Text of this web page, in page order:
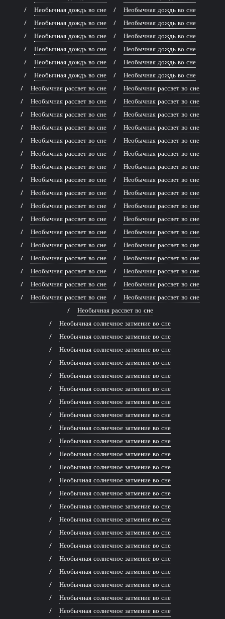
Необычная дождь во сне
Необычная дождь во сне
Необычная дождь во сне
Необычная дождь во сне
Необычная дождь во сне
Необычная дождь во сне
Необычная дождь во сне
Необычная дождь во сне
Необычная дождь во сне
Необычная дождь во сне
Необычная дождь во сне
Необычная дождь во сне
Необычная рассвет во сне
Необычная рассвет во сне
Необычная рассвет во сне
Необычная рассвет во сне
Необычная рассвет во сне
Необычная рассвет во сне
Необычная рассвет во сне
Необычная рассвет во сне
Необычная рассвет во сне
Необычная рассвет во сне
Необычная рассвет во сне
Необычная рассвет во сне
Необычная рассвет во сне
Необычная рассвет во сне
Необычная рассвет во сне
Необычная рассвет во сне
Необычная рассвет во сне
Необычная рассвет во сне
Необычная рассвет во сне
Необычная рассвет во сне
Необычная рассвет во сне
Необычная рассвет во сне
Необычная рассвет во сне
Необычная рассвет во сне
Необычная рассвет во сне
Необычная рассвет во сне
Необычная рассвет во сне
Необычная рассвет во сне
Необычная рассвет во сне
Необычная рассвет во сне
Необычная рассвет во сне
Необычная рассвет во сне
Необычная рассвет во сне
Необычная рассвет во сне
Необычная рассвет во сне
Необычная солнечное затмение во сне
Необычная солнечное затмение во сне
Необычная солнечное затмение во сне
Необычная солнечное затмение во сне
Необычная солнечное затмение во сне
Необычная солнечное затмение во сне
Необычная солнечное затмение во сне
Необычная солнечное затмение во сне
Необычная солнечное затмение во сне
Необычная солнечное затмение во сне
Необычная солнечное затмение во сне
Необычная солнечное затмение во сне
Необычная солнечное затмение во сне
Необычная солнечное затмение во сне
Необычная солнечное затмение во сне
Необычная солнечное затмение во сне
Необычная солнечное затмение во сне
Необычная солнечное затмение во сне
Необычная солнечное затмение во сне
Необычная солнечное затмение во сне
Необычная солнечное затмение во сне
Необычная солнечное затмение во сне
Необычная солнечное затмение во сне